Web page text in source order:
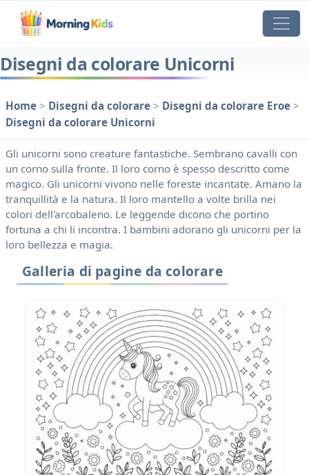
Disegni da colorare Unicorni
Home > Disegni da colorare > Disegni da colorare Eroe >
Disegni da colorare Unicorni
Gli unicorni sono creature fantastiche. Sembrano cavalli con
un corno sulla fronte. Il loro corno è spesso descritto come
magico. Gli unicorni vivono nelle foreste incantate. Amano la
tranquillità e la natura. Il loro mantello a volte brilla nei
colori dell'arcobaleno. Le leggende dicono che portino
fortuna a chi li incontra. I bambini adorano gli unicorni per la
loro bellezza e magia.
Galleria di pagine da colorare